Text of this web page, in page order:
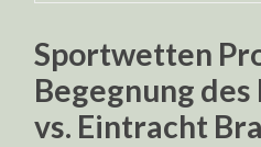
Sportwetten
Begegnung des
vs. Eintracht